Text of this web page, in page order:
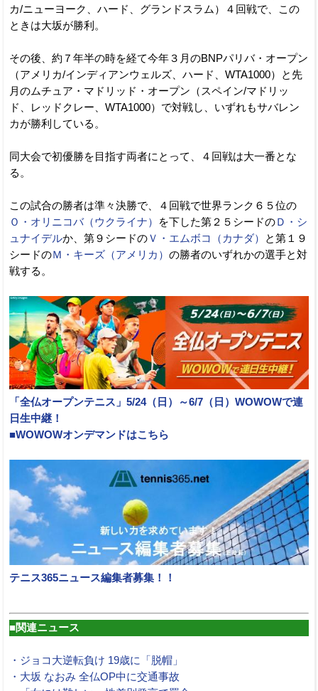
カ/ニューヨーク、ハード、グランドスラム）４回戦で、この
ときは大坂が勝利。
その後、約７年半の時を経て今年３月のBNPパリバ・オープン
（アメリカ/インディアンウェルズ、ハード、WTA1000）と先
月のムチュア・マドリッド・オープン（スペイン/マドリッ
ド、レッドクレー、WTA1000）で対戦し、いずれもサバレン
カが勝利している。
同大会で初優勝を目指す両者にとって、４回戦は大一番とな
る。
この試合の勝者は準々決勝で、４回戦で世界ランク６５位の
Ｏ・オリニコバ（ウクライナ）
を下した第２５シードのＤ・シ
ュナイデルか、第９シードのＶ・エムボコ（カナダ）
と第１９
シードのＭ・キーズ（アメリカ） の勝者のいずれかの選手と対
戦する。
「全仏オープンテニス」5/24（日）～6/7（日）WOWOWで連
日生中継！
■WOWOWオンデマンドはこちら
テニス365ニュース編集者募集！！
■関連ニュース
・ジョコ大逆転負け 19歳に「脱帽」
・大坂 なおみ 全仏OP中に交通事故